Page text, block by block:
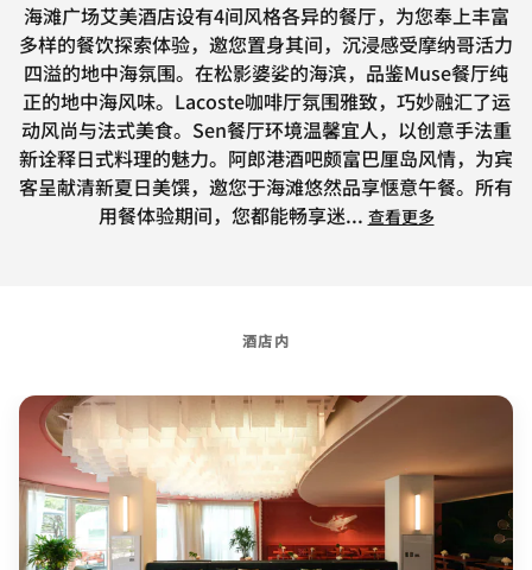
海滩广场艾美酒店设有4间风格各异的餐厅，为您奉上丰富
多样的餐饮探索体验，邀您置身其间，沉浸感受摩纳哥活力
四溢的地中海氛围。在松影婆娑的海滨，品鉴Muse餐厅纯
正的地中海风味。Lacoste咖啡厅氛围雅致，巧妙融汇了运
动风尚与法式美食。Sen餐厅环境温馨宜人，以创意手法重
新诠释日式料理的魅力。阿郎港酒吧颇富巴厘岛风情，为宾
客呈献清新夏日美馔，邀您于海滩悠然品享惬意午餐。所有
用餐体验期间，您都能畅享迷... 查看更多
酒店内